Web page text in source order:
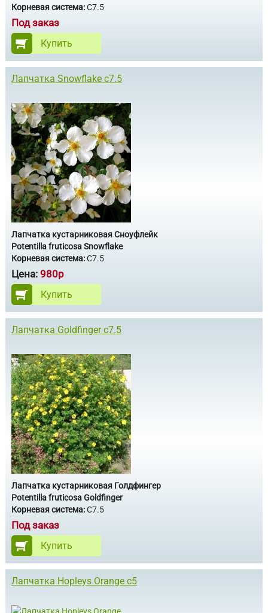
Корневая система:С7.5
Под заказ
Купить
Лапчатка Snowflake с7.5
Лапчатка кустарниковая Сноуфлейк
Potentilla fruticosa Snowflake
Корневая система:С7.5
Цена: 980р
Купить
Лапчатка Goldfinger c7.5
Лапчатка кустарниковая Голдфингер
Potentilla fruticosa Goldfinger
Корневая система:С7.5
Под заказ
Купить
Лапчатка Hopleys Orange c5